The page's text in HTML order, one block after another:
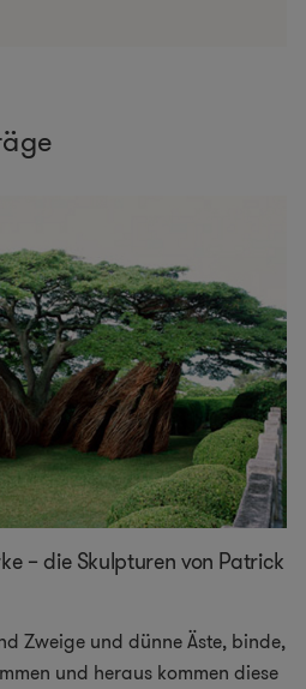
– die Skulpturen von Patrick
Zweige und dünne Äste, binde,
und heraus kommen diese